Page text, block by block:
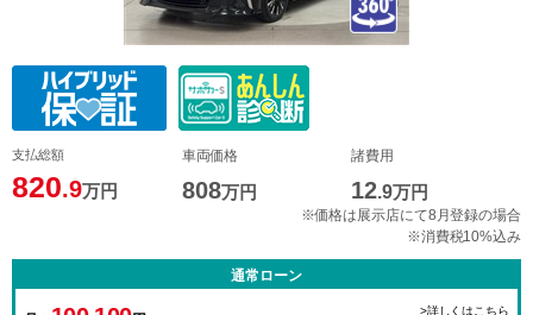
支払総額
820.9万円
車両価格
808万円
諸費用
12.9万円
※価格は展示店にて8月登録の場合
※消費税10%込み
通常ローン
>詳しくはこちら